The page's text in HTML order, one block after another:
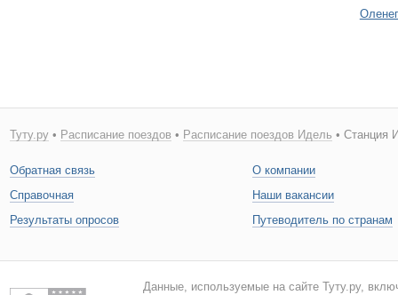
Туту.ру• Расписание поездов • Расписание поездов Идель • Станция
Обратная связь
Справочная
Результаты опросов
О компании
Наши вакансии
Путеводитель по странам
Данные, используемые на сайте Туту.ру,